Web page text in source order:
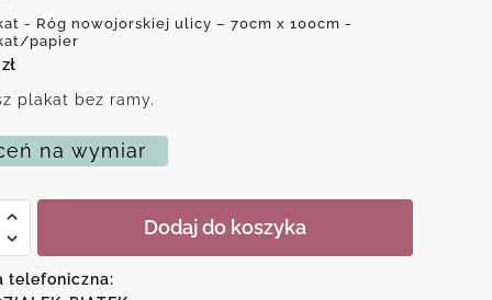
- Róg nowojorskiej ulicy – 70cm x 100cm -
papier
zł
plakat bez ramy.
na wymiar
Dodaj do koszyka
telefoniczna: